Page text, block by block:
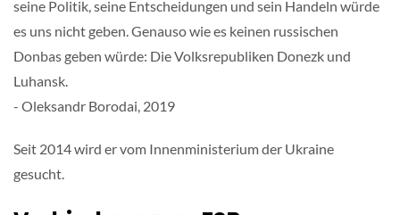
seine Politik, seine Entscheidungen und sein Handeln würde
es uns nicht geben. Genauso wie es keinen russischen
Donbas geben würde: Die Volksrepubliken Donezk und
Luhansk.
- Oleksandr Borodai, 2019
Seit 2014 wird er vom Innenministerium der Ukraine
gesucht.